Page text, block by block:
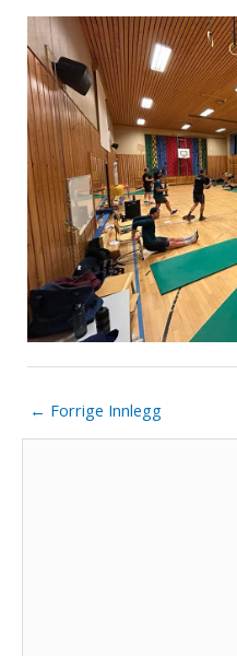
← Forrige Innlegg